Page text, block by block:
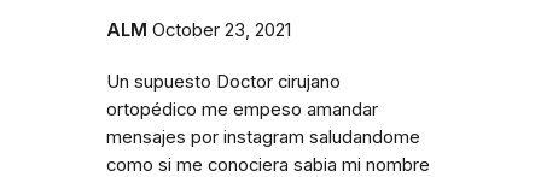
ALM October 23, 2021
Un supuesto Doctor cirujano
ortopédico me empeso amandar
mensajes por instagram saludandome
como si me conociera sabia mi nombre